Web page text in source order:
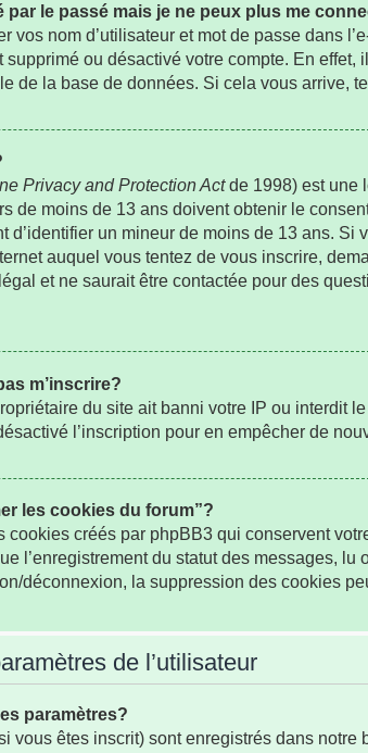
par le passé mais je ne peux plus me
vos nom d’utilisateur et mot de passe dans
supprimé ou désactivé votre compte. En
de la base de données. Si cela vous arrive,
Privacy and Protection Actde 1998) est une
de moins de 13 ans doivent obtenir le
d’identifier un mineur de moins de 13 ans.
auquel vous tentez de vous inscrire,
et ne saurait être contactée pour des
m’inscrire?
du site ait banni votre IP ou interdit
l’inscription pour en empêcher de
les cookies du forum”?
cookies créés par phpBB3 qui conservent
l’enregistrement du statut des messages,
déconnexion, la suppression des cookies
de l’utilisateur
paramètres?
vous êtes inscrit) sont enregistrés dans